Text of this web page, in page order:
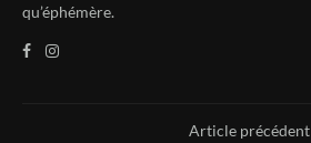
qu’éphémère.
Article précédent